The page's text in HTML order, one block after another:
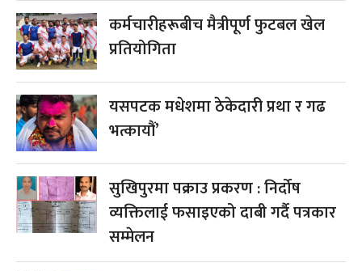
कर्मचारीहरूबीच मैत्रीपूर्ण फुटबल खेल
प्रतियोगिता
यसपटक मधेशमा ठेकेदारी प्रथा र गढ
भत्कायौं’
सुखिपुरमा पक्राउ प्रकरण : निर्दोष
व्यक्तिलाई फसाइएको दाबी गर्दै पत्रकार
सम्मेलन